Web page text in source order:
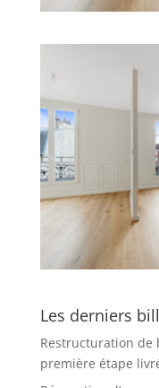
Les derniers
Restructuration de
première étape